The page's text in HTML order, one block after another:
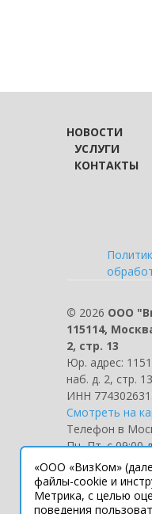
НОВОСТИ
УСЛУГИ
КОНТАКТЫ
© 2026 ООО
115114,
2, стр. 13
Юр. адрес:
наб. д. 2, стр. 13
ИНН
Смотреть на
Телефон в
Пн.-Пт. с 09:00
Интернет-
характер и ни
«ООО «ВизКом»
файлы-cookie и
Метрика, с целью
поведения